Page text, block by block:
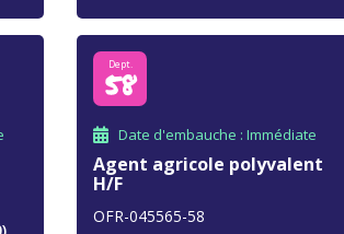
Dept.
58
Date d'embauche : Immédiate
Agent agricole polyvalent
H/F
OFR-045565-58